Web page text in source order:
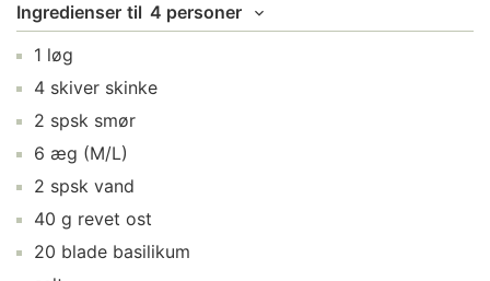
Ingredienser til 4 personer
1 løg
4 skiver skinke
2 spsk smør
6 æg (M/L)
2 spsk vand
40 g revet ost
20 blade basilikum